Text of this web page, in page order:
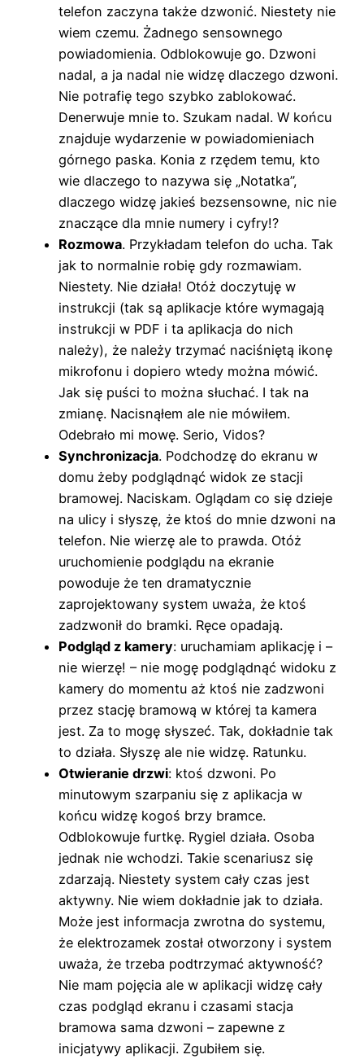
telefon zaczyna także dzwonić. Niestety nie
wiem czemu. Żadnego sensownego
powiadomienia. Odblokowuje go. Dzwoni
nadal, a ja nadal nie widzę dlaczego dzwoni.
Nie potrafię tego szybko zablokować.
Denerwuje mnie to. Szukam nadal. W końcu
znajduje wydarzenie w powiadomieniach
górnego paska. Konia z rzędem temu, kto
wie dlaczego to nazywa się „Notatka”,
dlaczego widzę jakieś bezsensowne, nic nie
znaczące dla mnie numery i cyfry!?
Rozmowa. Przykładam telefon do ucha. Tak
jak to normalnie robię gdy rozmawiam.
Niestety. Nie działa! Otóż doczytuję w
instrukcji (tak są aplikacje które wymagają
instrukcji w PDF i ta aplikacja do nich
należy), że należy trzymać naciśniętą ikonę
mikrofonu i dopiero wtedy można mówić.
Jak się puści to można słuchać. I tak na
zmianę. Nacisnąłem ale nie mówiłem.
Odebrało mi mowę. Serio, Vidos?
Synchronizacja. Podchodzę do ekranu w
domu żeby podglądnąć widok ze stacji
bramowej. Naciskam. Oglądam co się dzieje
na ulicy i słyszę, że ktoś do mnie dzwoni na
telefon. Nie wierzę ale to prawda. Otóż
uruchomienie podglądu na ekranie
powoduje że ten dramatycznie
zaprojektowany system uważa, że ktoś
zadzwonił do bramki. Ręce opadają.
Podgląd z kamery: uruchamiam aplikację i –
nie wierzę! – nie mogę podglądnąć widoku z
kamery do momentu aż ktoś nie zadzwoni
przez stację bramową w której ta kamera
jest. Za to mogę słyszeć. Tak, dokładnie tak
to działa. Słyszę ale nie widzę. Ratunku.
Otwieranie drzwi: ktoś dzwoni. Po
minutowym szarpaniu się z aplikacja w
końcu widzę kogoś brzy bramce.
Odblokowuje furtkę. Rygiel działa. Osoba
jednak nie wchodzi. Takie scenariusz się
zdarzają. Niestety system cały czas jest
aktywny. Nie wiem dokładnie jak to działa.
Może jest informacja zwrotna do systemu,
że elektrozamek został otworzony i system
uważa, że trzeba podtrzymać aktywność?
Nie mam pojęcia ale w aplikacji widzę cały
czas podgląd ekranu i czasami stacja
bramowa sama dzwoni – zapewne z
inicjatywy aplikacji. Zgubiłem się.